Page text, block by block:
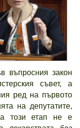
въпросния закон
съвет, а
ред на първото
на депутатите,
този етап не е